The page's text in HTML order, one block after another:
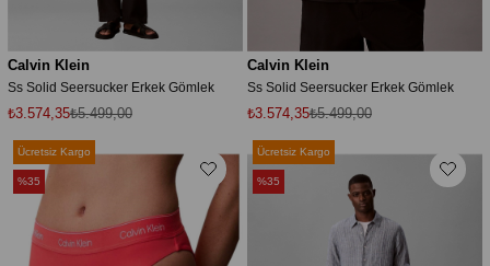
Calvin Klein
Ss Solid Seersucker Erkek Gömlek
₺3.574,35₺5.499,00
Calvin Klein
Ss Solid Seersucker Erkek Gömlek
₺3.574,35₺5.499,00
Ücretsiz Kargo
%35
Ücretsiz Kargo
%35